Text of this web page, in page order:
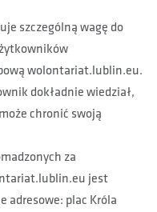
szczególną wagę do
wolontariat.lublin.eu.
dokładnie wiedział,
chronić swoją
za
jest
adresowe: plac Króla